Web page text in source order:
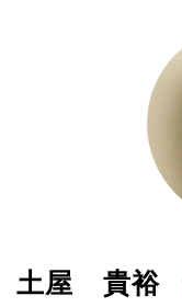
土屋 貴裕